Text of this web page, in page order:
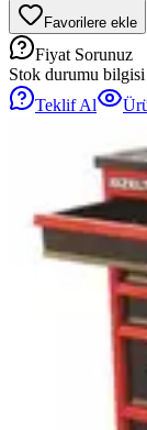
Favorilere ekle
Fiyat Sorunuz
Stok durumu
Teklif Al